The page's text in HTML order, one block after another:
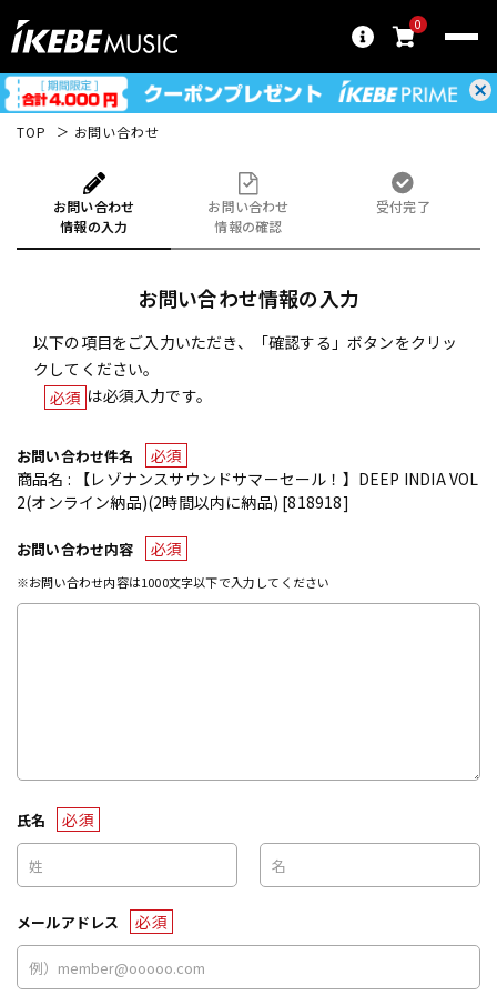
0
TOP お問い合わせ
お問い合わせ
情報の入力
お問い合わせ
情報の確認
受付完了
お問い合わせ情報の入力
以下の項目をご入力いただき、「確認する」ボタンをクリッ
クしてください。
必須 は必須入力です。
お問い合わせ件名
必須
商品名 : 【レゾナンスサウンドサマーセール！】DEEP INDIA VOL
2(オンライン納品)(2時間以内に納品) [818918]
お問い合わせ内容 必須
※お問い合わせ内容は1000文字以下で入力してください
氏名 必須
メールアドレス 必須